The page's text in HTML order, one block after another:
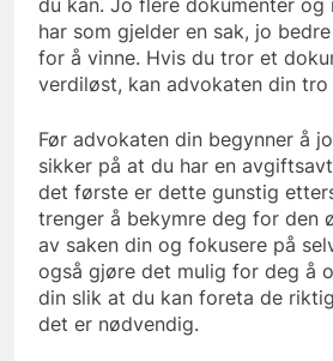
du kan. Jo flere dokumenter og
har som gjelder en sak, jo
for å vinne. Hvis du tror et
verdiløst, kan advokaten din tro
Før advokaten din begynner å
sikker på at du har en
det første er dette gunstig
trenger å bekymre deg for den
av saken din og fokusere på
også gjøre det mulig for deg å
din slik at du kan foreta de
det er nødvendig.